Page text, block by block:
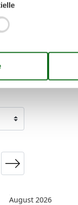
August 2026